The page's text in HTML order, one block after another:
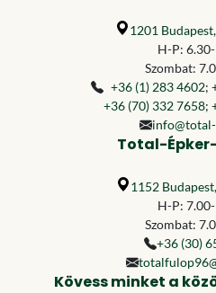
1201
H-P:
Szombat:
+36 (1) 283 4602;
+36 (70) 332 7658;
Total-
1152
H-P:
Szombat:
+36 (30)
Kövess minket a